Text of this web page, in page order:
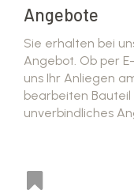
Angebote
Sie erhalten bei
Angebot. Ob per
uns Ihr Anliegen
bearbeiten Bauteil
unverbindliches